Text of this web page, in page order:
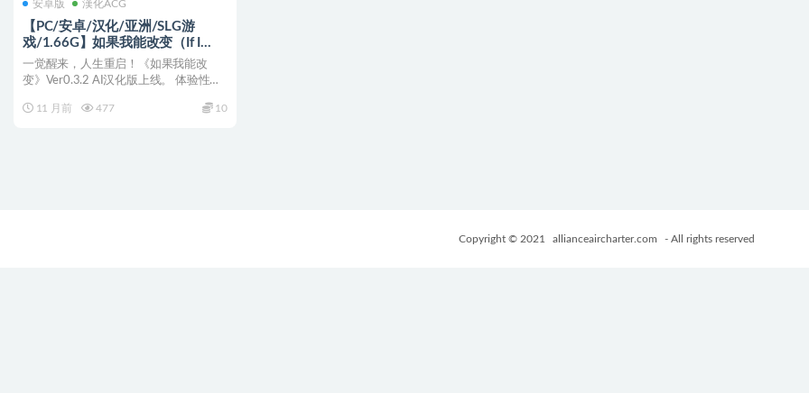
安卓版 漢化ACG
【PC/安卓/汉化/亚洲/SLG游
戏/1.66G】如果我能改变（If I
Could Change） Ver0.3.4 AI汉化版
+PC+安卓+亚洲沙盒SLG游戏
一觉醒来，人生重启！《如果我能改
变》Ver0.3.2 AI汉化版上线。 体验性别
11 月前
477 10
Copyright © 2021 allianceaircharter.com - All rights reserved